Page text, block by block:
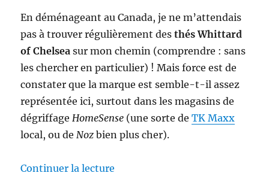
En déménageant au Canada, je ne m’attendais
pas à trouver régulièrement desthés Whittard
of Chelsea sur mon chemin (comprendre : sans
les chercher en particulier) ! Mais force est de
constater que la marque est semble-t-il assez
représentée ici, surtout dans les magasins de
dégriffageHomeSense (une sorte deTK Maxx
local, ou deNoz bien plus cher).
Continuer la lecture